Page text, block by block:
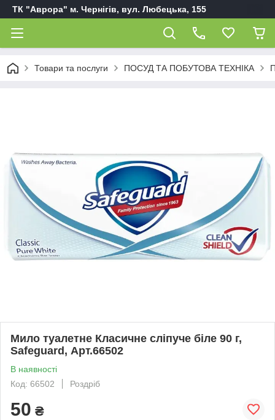
ТК "Аврора" м. Чернігів, вул. Любецька, 155
Товари та послуги ПОСУД ТА ПОБУТОВА ТЕХНІКА
Мило туалетне Класичне сліпуче біле 90 г,
Safeguard, Арт.66502
В наявності
Код: 66502
Роздріб
50 ₴